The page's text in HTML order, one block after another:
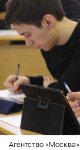
Агентство «Москва»